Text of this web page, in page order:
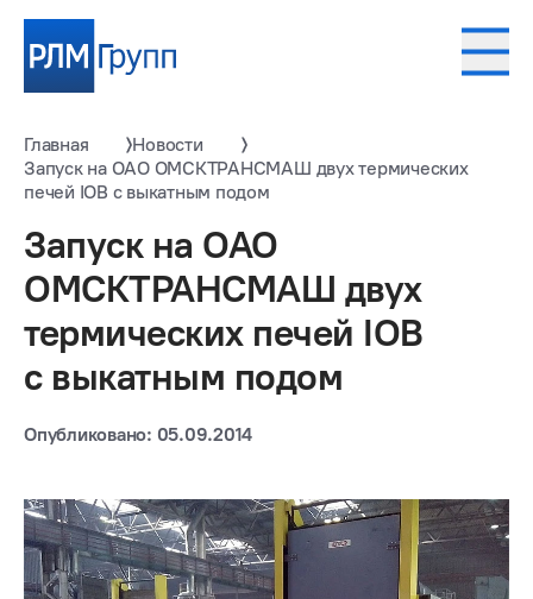
Главная
Новости
Запуск на ОАО ОМСКТРАНСМАШ двух термических
печей IOB с выкатным подом
Запуск на ОАО
ОМСКТРАНСМАШ двух
термических печей IOB
с выкатным подом
Опубликовано: 05.09.2014